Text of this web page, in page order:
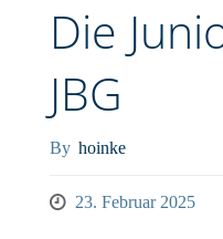
Die
JBG
By hoinke
23. Februar 2025